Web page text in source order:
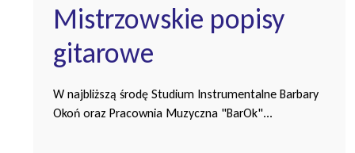
Mistrzowskie popisy
gitarowe
W najbliższą środę Studium Instrumentalne Barbary
Okoń oraz Pracownia Muzyczna "BarOk"...